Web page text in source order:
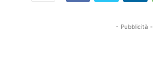
- Pubblicità -